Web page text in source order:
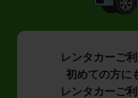
レンタカーご
初めての方に
レンタカーご